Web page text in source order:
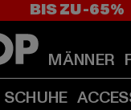
BIS ZU -65%
MÄNNER
SCHUHE